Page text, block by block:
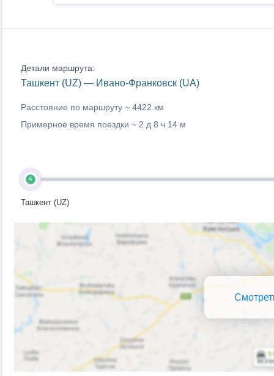
Детали маршрута:
Ташкент (UZ) — Ивано-Франковск (UA)
Расстояние по маршруту ~ 4422 км
Примерное время поездки ~ 2 д 8 ч 14 м
A
Ташкент (UZ)